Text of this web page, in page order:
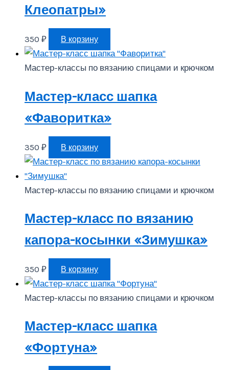
Клеопатры»
350 ₽ В корзину
Мастер-классы по вязанию спицами и крючком
Мастер-класс шапка
«Фаворитка»
350 ₽ В корзину
Мастер-классы по вязанию спицами и крючком
Мастер-класс по вязанию
капора-косынки «Зимушка»
350 ₽ В корзину
Мастер-классы по вязанию спицами и крючком
Мастер-класс шапка
«Фортуна»